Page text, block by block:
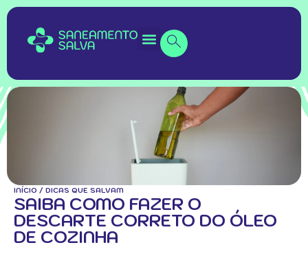
INÍCIO / DICAS QUE SALVAM
SAIBA COMO FAZER O
DESCARTE CORRETO DO ÓLEO
DE COZINHA